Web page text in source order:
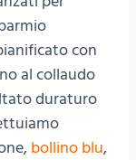
con
al collaudo
duraturo
bollino blu,